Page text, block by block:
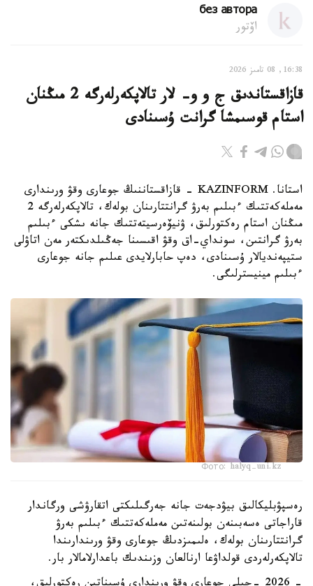
без автора
اۆتور
16:38, 08 تامىز 2026
قازاقستاندىق ج و و- لار تالاپكەرلەرگە 2 مىڭنان
استام قوسىمشا گرانت ۇسىنادى
استانا. KAZINFORM - قازاقستاننىڭ جوعارى وقۋ ورىندارى
مەملەكەتتىك ءبىلىم بەرۋ گرانتتارىنان بولەك، تالاپكەرلەرگە 2
مىڭنان استام رەكتورلىق، ۋنيۆەرسيتەتتىك جانە ىشكى ءبىلىم
بەرۋ گرانتىن، سونداي-اق وقۋ اقىسىنا جەڭىلدىكتەر مەن اتاۋلى
ستيپەنديالار ۇسىنادى، دەپ حابارلايدى عىلىم جانە جوعارى
ءبىلىم مينيسترلىگى.
Фото: halyq-uni.kz
رەسپۋبليكالىق بيۋدجەت جانە جەرگىلىكتى اتقارۋشى ورگاندار
قاراجاتى ەسەبىنەن بولىنەتىن مەملەكەتتىك ءبىلىم بەرۋ
گرانتتارىنان بولەك، ەلىمىزدىڭ جوعارى وقۋ ورىندارىندا
تالاپكەرلەردى قولداۋعا ارنالعان وزىندىك باعدارلامالار بار.